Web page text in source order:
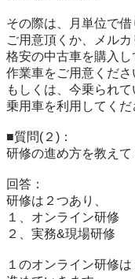
その際は、月単位で
ご用意頂くか、メルカ
格安の中古車を購入し
作業車をご用意くださ
もしくは、今乗られて
乗用車を利用してくだ
■質問(２)：
研修の進め方を教えて
回答：
研修は２つあり、
１、オンライン研修
２、実務&現場研修
１のオンライン研修